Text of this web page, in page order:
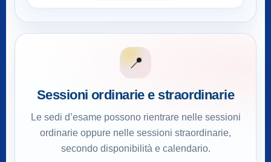
📍
Sessioni ordinarie e straordinarie
Le sedi d’esame possono rientrare nelle sessioni
ordinarie oppure nelle sessioni straordinarie,
secondo disponibilità e calendario.